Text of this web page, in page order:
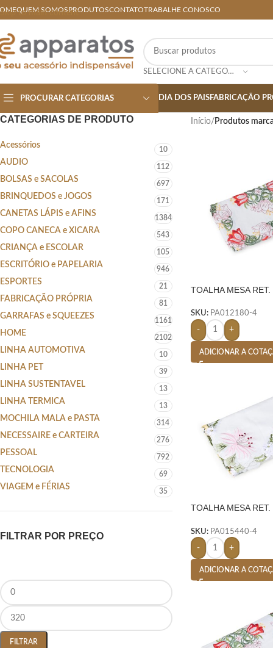
Skip to main content
QUEM SOMOSPRODUTOSCONTATOTRABALHE CONOSCO
SELECIONE A CATEGORIA
PROCURAR CATEGORIAS DIA DOS PAISFABRICAÇÃO
CATEGORIAS DE PRODUTO
Acessórios 10
AUDIO 112
BOLSAS e SACOLAS 697
BRINQUEDOS e JOGOS 171
CANETAS LÁPIS e AFINS 1384
COPO CANECA e XICARA 543
CRIANÇA e ESCOLAR 105
ESCRITÓRIO e PAPELARIA 946
ESPORTES 21
FABRICAÇÃO PRÓPRIA 81
GARRAFAS e SQUEEZES 1161
HOME 2102
LINHA AUTOMOTIVA 10
LINHA PET 39
LINHA SUSTENTAVEL 13
LINHA TERMICA 13
MOCHILA MALA e PASTA 314
NECESSAIRE e CARTEIRA 276
PESSOAL 792
TECNOLOGIA 69
VIAGEM e FÉRIAS 35
FILTRAR POR PREÇO
FILTRAR
Início/ Produtos
TOALHA MESA
SKU: PA012180-4
- +
ADICIONAR A
TOALHA MESA
SKU: PA015440-4
- +
ADICIONAR A